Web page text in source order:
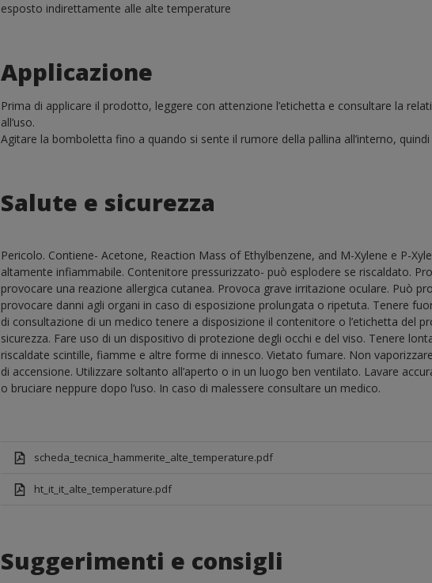
esposto indirettamente alle alte temperature
Applicazione
Prima di applicare il prodotto, leggere con attenzione l’etichetta e consultare la
all’uso.
Agitare la bomboletta fino a quando si sente il rumore della pallina all’interno,
Salute e sicurezza
Pericolo. Contiene- Acetone, Reaction Mass of Ethylbenzene, and M-Xylene e P-
altamente infiammabile. Contenitore pressurizzato- può esplodere se riscaldato.
provocare una reazione allergica cutanea. Provoca grave irritazione oculare. Può
provocare danni agli organi in caso di esposizione prolungata o ripetuta. Tenere
di consultazione di un medico tenere a disposizione il contenitore o l’etichetta del
sicurezza. Fare uso di un dispositivo di protezione degli occhi e del viso. Tenere
riscaldate scintille, fiamme e altre forme di innesco. Vietato fumare. Non
di accensione. Utilizzare soltanto all’aperto o in un luogo ben ventilato. Lavare
o bruciare neppure dopo l’uso. In caso di malessere consultare un medico.
scheda_tecnica_hammerite_alte_temperature.pdf
ht_it_it_alte_temperature.pdf
Suggerimenti e consigli